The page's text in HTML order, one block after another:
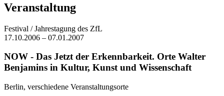
Veranstaltung
Festival / Jahrestagung des ZfL
17.10.2006 – 07.01.2007
NOW - Das Jetzt der Erkennbarkeit. Orte Walter
Benjamins in Kultur, Kunst und Wissenschaft
Berlin, verschiedene Veranstaltungsorte